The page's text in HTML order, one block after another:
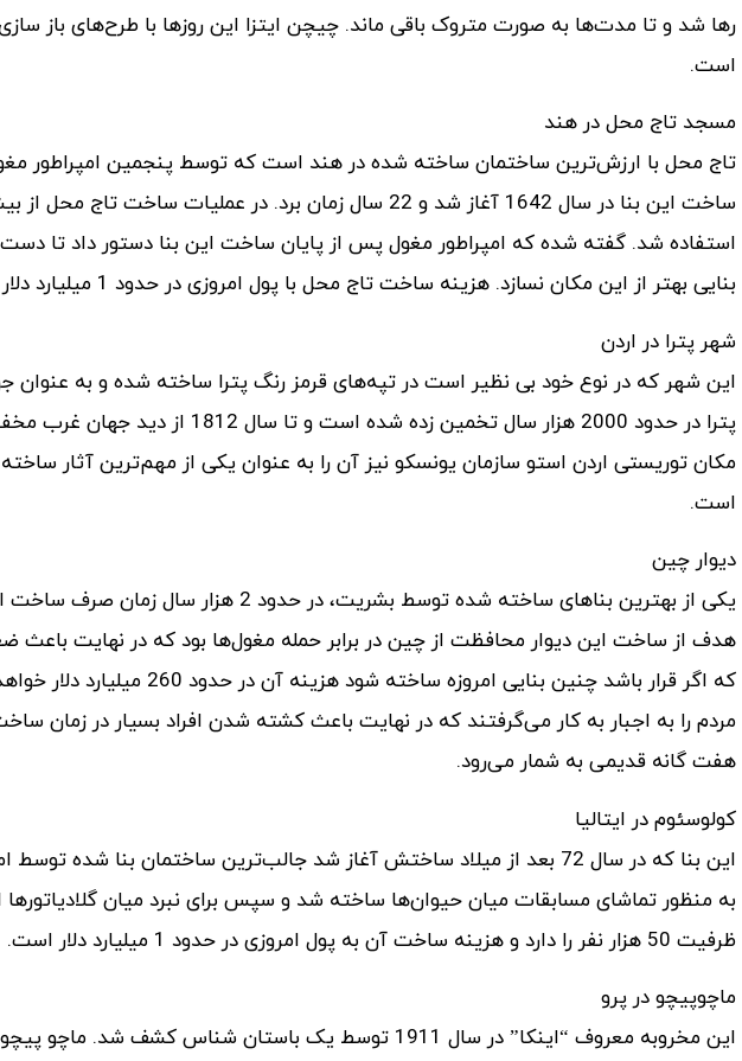
رها شد و تا مدت‌ها به صورت متروک باقی ماند. چیچن ایتزا این روزها با طرح‌های باز سازی
است.
مسجد تاج محل در هند
تاج محل با ارزش‌ترین ساختمان ساخته شده در هند است که توسط پنجمین امپراطور
استفاده شد. گفته شده که امپراطور مغول پس از پایان ساخت این بنا دستور داد تا
بنایی بهتر از این مکان نسازد. هزینه ساخت تاج محل با پول امروزی در حدود 1 میلیارد دلار است.
شهر پترا در اردن
این شهر که در نوع خود بی نظیر است در تپه‌های قرمز رنگ پترا ساخته شده و به
پترا در حدود 2000 هزار سال تخمین زده شده
مکان توریستی اردن استو سازمان یونسکو نیز آن را به عنوان یکی از مهم‌ترین آثار
است.
دیوار چین
یکی از بهترین بناهای ساخته شده توسط بشریت،
هدف از ساخت این دیوار محافظت از چین در برابر حمله مغول‌ها بود که در نهایت
که اگر قرار باشد چنین بنایی امروزه
مردم را به اجبار به کار می‌گرفتند که در نهایت باعث کشته شدن افراد بسیار در زمان
هفت گانه قدیمی به شمار می‌رود.
کولوسئوم در ایتالیا
این بنا که در سال 72 بعد از میلاد ساختش آغاز شد جالب‌ترین ساختمان بنا
به منظور تماشای مسابقات میان حیوان‌ها ساخته شد و سپس برای نبرد میان
ظرفیت 50 هزار نفر را دارد و هزینه ساخت آن به پول امروزی در حدود 1 میلیارد دلار است.
ماچوپیچو در پرو
این مخروبه معروف “اینکا” در سال 1911 توسط یک باستان شناس